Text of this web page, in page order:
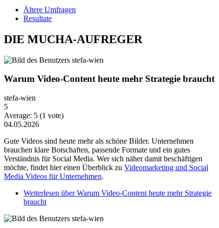
Ältere Umfragen
Resultate
DIE MUCHA-AUFREGER
Warum Video-Content heute mehr Strategie braucht
stefa-wien
5
Average: 5 (1 vote)
04.05.2026
Gute Videos sind heute mehr als schöne Bilder. Unternehmen
brauchen klare Botschaften, passende Formate und ein gutes
Verständnis für Social Media. Wer sich näher damit beschäftigen
möchte, findet hier einen Überblick zu Videomarketing und Social
Media Videos für Unternehmen.
Weiterlesen über Warum Video-Content heute mehr Strategie
braucht